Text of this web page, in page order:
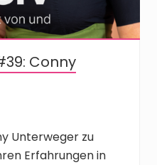
Conny
Unterweger zu
Erfahrungen in